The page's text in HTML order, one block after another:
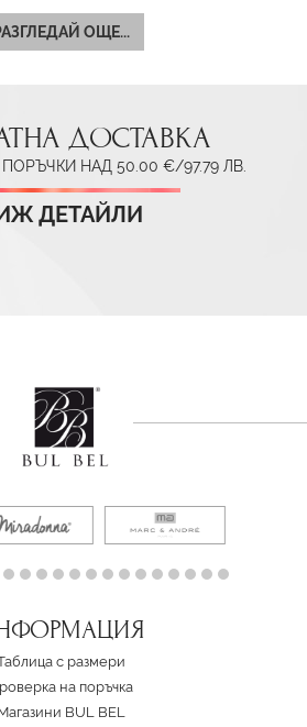
ОЩЕ...
ДОСТАВКА
ПОРЪЧКИ НАД 50.00 €/97.79 ЛВ.
ДЕТАЙЛИ
с размери
на поръчка
BUL BEL